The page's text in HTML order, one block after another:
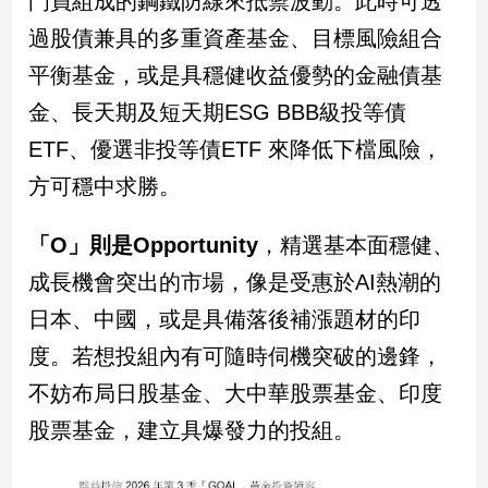
新
冠
毒
專
區
台
灣
觀
點
南
台
觀
過股債兼具的多重資產基金、目標風險組合
平衡基金，或是具穩健收益優勢的金融債基
金、長天期及短天期ESG BBB級投等債
ETF、優選非投等債ETF 來降低下檔風險，
方可穩中求勝。
「O」則是Opportunity ，精選基本面穩健、
成長機會突出的市場，像是受惠於AI熱潮的
日本、中國，或是具備落後補漲題材的印
度。若想投組內有可隨時伺機突破的邊鋒，
不妨布局日股基金、大中華股票基金、印度
股票基金，建立具爆發力的投組。